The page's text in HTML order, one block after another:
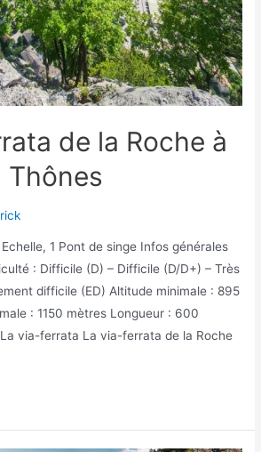
de la Roche à
Thônes
1 Pont de singe Infos générales
: Difficile (D) – Difficile (D/D+) – Très
difficile (ED) Altitude minimale : 895
: 1150 mètres Longueur : 600
via-ferrata La via-ferrata de la Roche